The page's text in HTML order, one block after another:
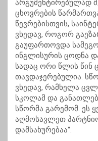
არგუმენტირებულად
ცხოვრების
წევრებისთვის,
ვხედავ, როგორ
გაუფართოვდა
ინგლისურის ცოდნა
სადაც ორი წლის წინ
თავდაჯერებულია.
ვხედავ, რამხელა
სკოლამ და
სწორმა გარემომ. ეს
აღმოსავლეთ
დამსახურებაა“.